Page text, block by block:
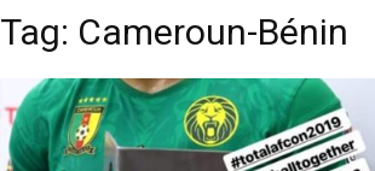
Tag: Cameroun-Bénin